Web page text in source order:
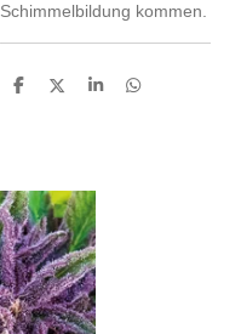
Schimmelbildung kommen.
T
T
T
T